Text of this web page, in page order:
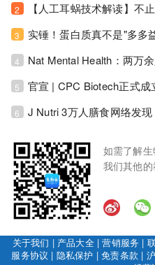
2
3
4
5
6
如需了解
我们其他
关于我们 | 产品大全|营销服务 |
服务协议 | 隐私保护 |免责条款 |